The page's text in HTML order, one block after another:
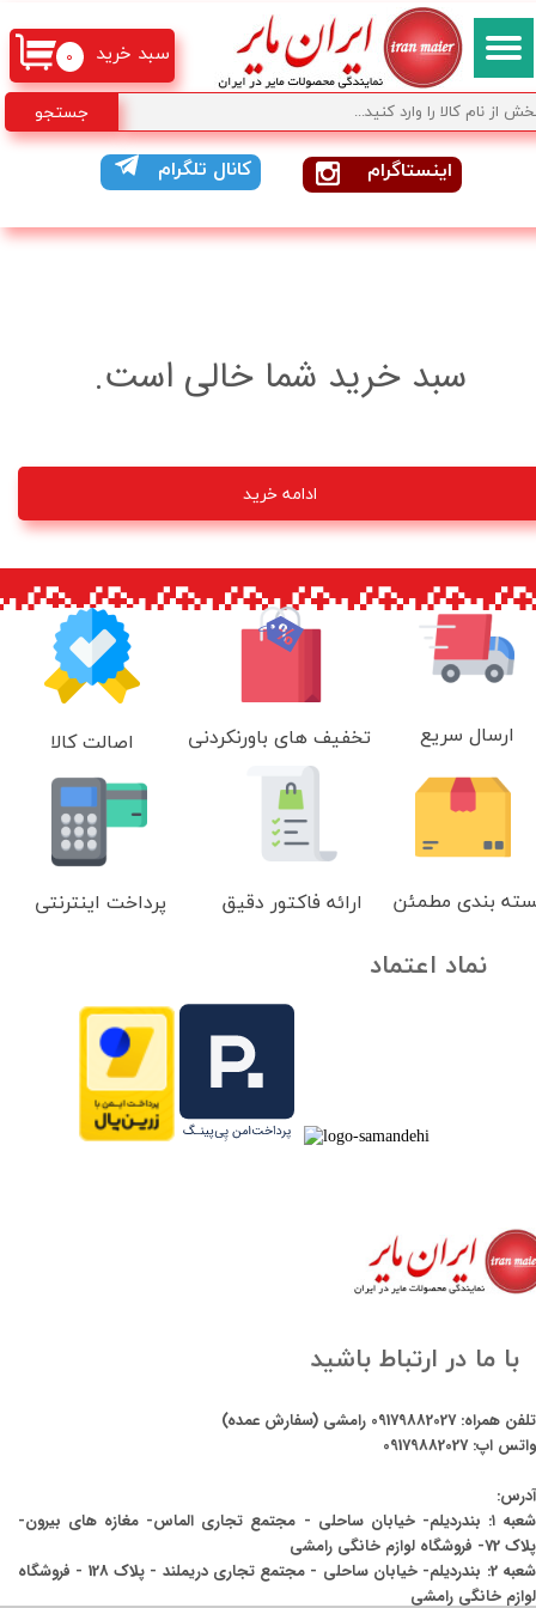
جستجو
کانال تلگرام اینستاگرام
۰ سبد خرید
سبد خرید شما خالی است.
ادامه خرید
ارسال سریع اصالت کالا تخفیف های باورنکردنی
بندی مطمئن ارائه فاکتور دقیق پرداخت اینترنتی
نماد اعتماد
با ما در ارتباط باشید
تلفن همراه: 09179882027 رامشی (سفارش عمده)
واتس اپ: 09179882027
آدرس:
شعبه ۱: بندردیلم- خیابان ساحلی - مجتمع تجاری الماس- مغازه های بیرون-
پلاک 72- فروشگاه لوازم خانگی رامشی
شعبه 2: بندردیلم- خیابان ساحلی - مجتمع تجاری دریملند - پلاک 128 - فروشگاه
لوازم خانگی رامشی